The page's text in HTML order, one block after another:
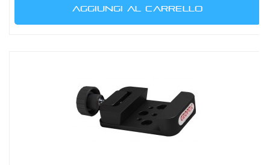
AGGIUNGI AL CARRELLO